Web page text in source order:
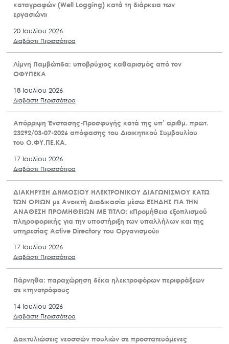
καταγραφών (Well Logging) κατά τη διάρκεια των
εργασιών»
20 Ιουλίου 2026
Διαβάστε Περισσότερα
Λίμνη Παμβώτιδα: υποβρύχιος καθαρισμός από τον
ΟΦΥΠΕΚΑ
18 Ιουλίου 2026
Διαβάστε Περισσότερα
Απόρριψη Ένστασης-Προσφυγής κατά της υπ’ αριθμ. πρωτ.
23292/03-07-2026 απόφασης του Διοικητικού Συμβουλίου
του Ο.ΦΥ.ΠΕ.ΚΑ.
17 Ιουλίου 2026
Διαβάστε Περισσότερα
ΔΙΑΚΗΡΥΞΗ ΔΗΜΟΣΙΟΥ ΗΛΕΚΤΡΟΝΙΚΟΥ ΔΙΑΓΩΝΙΣΜΟΥ ΚΑΤΩ
ΤΩΝ ΟΡΙΩΝ με Ανοικτή Διαδικασία μέσω ΕΣΗΔΗΣ ΓΙΑ ΤΗΝ
ΑΝΑΘΕΣΗ ΠΡΟΜΗΘΕΙΩΝ ΜΕ ΤΙΤΛΟ: «Προμήθεια εξοπλισμού
πληροφορικής για την υποστήριξη των υπαλλήλων και της
υπηρεσίας Active Directory του Οργανισμού»
17 Ιουλίου 2026
Διαβάστε Περισσότερα
Πάρνηθα: παραχώρηση δέκα ηλεκτροφόρων περιφράξεων
σε κτηνοτρόφους
14 Ιουλίου 2026
Διαβάστε Περισσότερα
Δακτυλιώσεις νεοσσών πουλιών σε προστατευόμενες